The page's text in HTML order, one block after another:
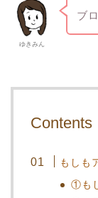
ゆきみん
ブ
Contents
もしも
①も